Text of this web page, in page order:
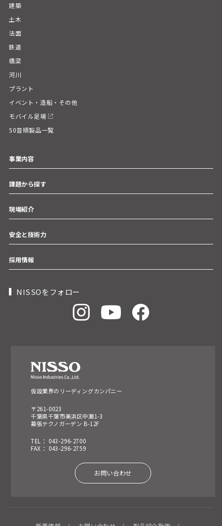
建築
土木
法面
鉄道
橋梁
河川
プラント
イベント・造船・その他
モバイル足場
50音順製品一覧
事業内容
課題から探す
現場紹介
安全と技術力
採用情報
NISSOをフォロー
仮設業界のリーディングカンパニー
〒261-0023
千葉県千葉市美浜区中瀬1-3
幕張テクノガーデン B-12F
TEL： 043-296-2700
FAX： 043-296-2759
お問い合わせ